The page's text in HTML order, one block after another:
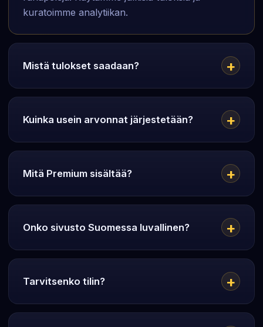
kuratoimme analytiikan.
Mistä tulokset saadaan?
Kuinka usein arvonnat järjestetään?
Mitä Premium sisältää?
Onko sivusto Suomessa luvallinen?
Tarvitsenko tilin?